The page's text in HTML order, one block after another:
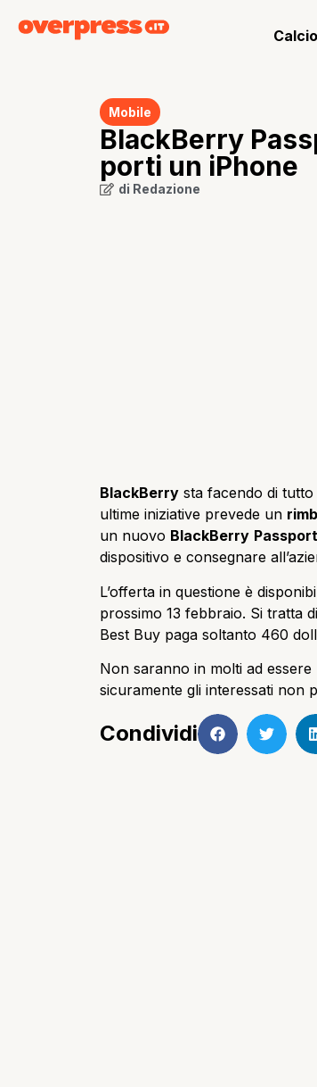
Calcio
Mobile
BlackBerry
porti un iPhone
di Redazione
BlackBerry sta facendo di
ultime iniziative prevede un
un nuovo BlackBerry Passport
dispositivo e consegnare
L’offerta in questione è
prossimo 13 febbraio. Si tratta
Best Buy paga soltanto 460
Non saranno in molti ad
sicuramente gli interessati non
Condividi